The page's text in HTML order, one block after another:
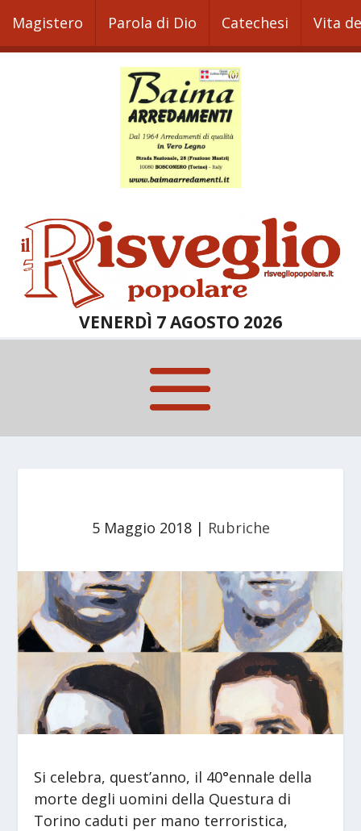
Magistero Parola di Dio Catechesi Vita
VENERDÌ 7 AGOSTO 2026
5 Maggio 2018| Rubriche
Si celebra, quest’anno, il 40°ennale della
morte degli uomini della Questura di
Torino caduti per mano terroristica,